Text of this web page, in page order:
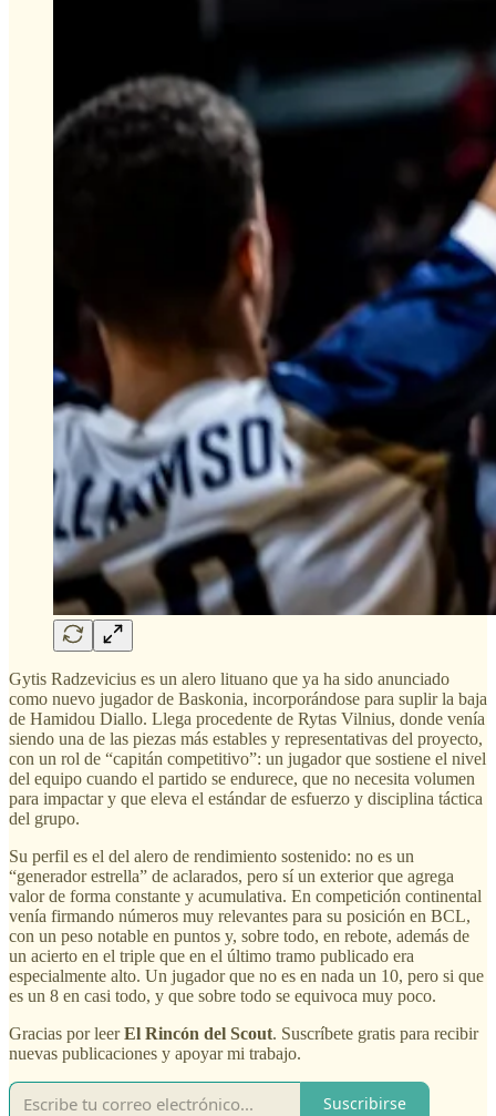
Gytis Radzevicius es un alero lituano que ya ha sido anunciado
como nuevo jugador de Baskonia, incorporándose para suplir la baja
de Hamidou Diallo. Llega procedente de Rytas Vilnius, donde venía
siendo una de las piezas más estables y representativas del proyecto,
con un rol de “capitán competitivo”: un jugador que sostiene el nivel
del equipo cuando el partido se endurece, que no necesita volumen
para impactar y que eleva el estándar de esfuerzo y disciplina táctica
del grupo.
Su perfil es el del alero de rendimiento sostenido: no es un
“generador estrella” de aclarados, pero sí un exterior que agrega
valor de forma constante y acumulativa. En competición continental
venía firmando números muy relevantes para su posición en BCL,
con un peso notable en puntos y, sobre todo, en rebote, además de
un acierto en el triple que en el último tramo publicado era
especialmente alto. Un jugador que no es en nada un 10, pero si que
es un 8 en casi todo, y que sobre todo se equivoca muy poco.
Gracias por leerEl Rincón del Scout. Suscríbete gratis para recibir
nuevas publicaciones y apoyar mi trabajo.
Suscribirse